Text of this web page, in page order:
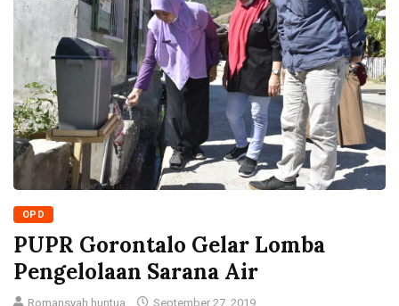
OPD
PUPR Gorontalo Gelar Lomba
Pengelolaan Sarana Air
Romansyah huntua September 27, 2019